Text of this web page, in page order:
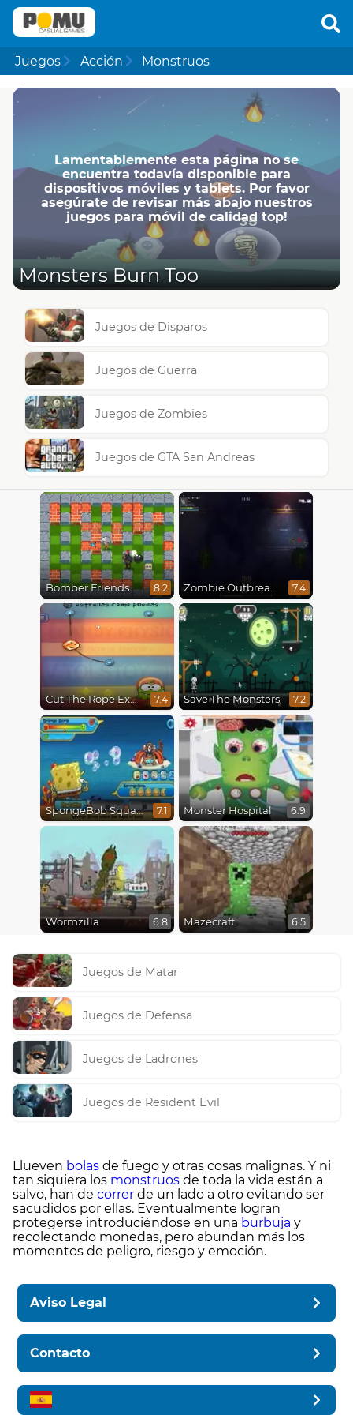
Juegos Acción Monstruos
Lamentablemente esta página no se
encuentra todavía disponible para
dispositivos móviles y tablets. Por favor
asegúrate de revisar más abajo nuestros
juegos para móvil de calidad top!
Monsters Burn Too
Juegos de Disparos
Juegos de Guerra
Juegos de Zombies
Juegos de GTA San Andreas
Bomber Friends 8.2 Zombie Outbreak Arena 7.4
Cut The Rope Experiments 7.4 Save The Monsters 7.2
SpongeBob SquarePants : Monster Island Adventures 7.1 Monster Hospital 6.9
Wormzilla 6.8 Mazecraft 6.5
Juegos de Matar
Juegos de Defensa
Juegos de Ladrones
Juegos de Resident Evil
Llueven bolas de fuego y otras cosas malignas. Y ni
tan siquiera los monstruos de toda la vida están a
salvo, han de correr de un lado a otro evitando ser
sacudidos por ellas. Eventualmente logran
protegerse introduciéndose en una burbuja y
recolectando monedas, pero abundan más los
momentos de peligro, riesgo y emoción.
Aviso Legal
Contacto